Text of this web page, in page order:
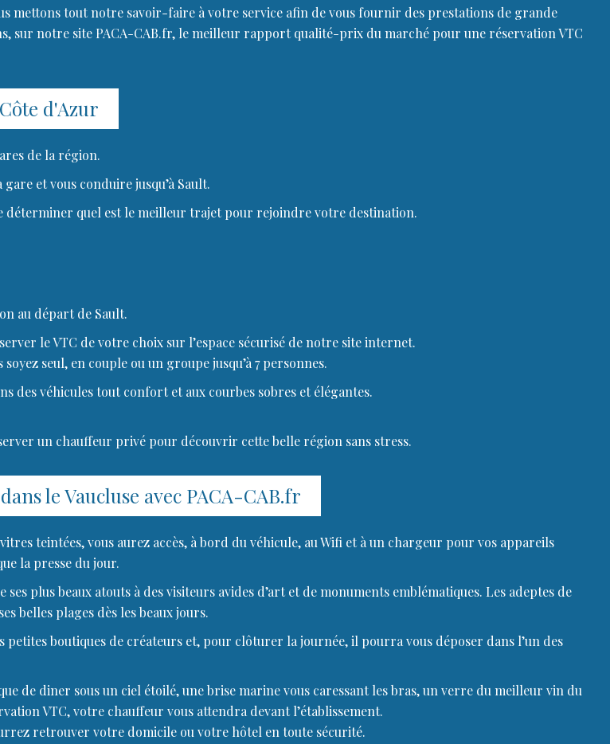
mettons tout notre savoir-faire à votre service afin de vous fournir des prestations de grande
sur notre site PACA-CAB.fr, le meilleur rapport qualité-prix du marché pour une réservation VTC
d'Azur
de la région.
et vous conduire jusqu’à Sault.
quel est le meilleur trajet pour rejoindre votre destination.
au départ de Sault.
le VTC de votre choix sur l’espace sécurisé de notre site internet.
seul, en couple ou un groupe jusqu’à 7 personnes.
des véhicules tout confort et aux courbes sobres et élégantes.
un chauffeur privé pour découvrir cette belle région sans stress.
le Vaucluse avec PACA-CAB.fr
teintées, vous aurez accès, à bord du véhicule, au Wifi et à un chargeur pour vos appareils
la presse du jour.
plus beaux atouts à des visiteurs avides d’art et de monuments emblématiques. Les adeptes de
belles plages dès les beaux jours.
boutiques de créateurs et, pour clôturer la journée, il pourra vous déposer dans l’un des
de diner sous un ciel étoilé, une brise marine vous caressant les bras, un verre du meilleur vin du
VTC, votre chauffeur vous attendra devant l’établissement.
retrouver votre domicile ou votre hôtel en toute sécurité.